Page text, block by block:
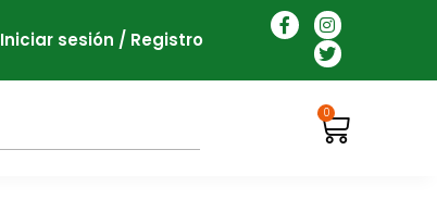
Iniciar sesión / Registro
0